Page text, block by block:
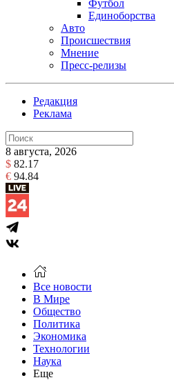
Футбол
Единоборства
Авто
Происшествия
Мнение
Пресс-релизы
Редакция
Реклама
8 августа, 2026
$ 82.17
€ 94.84
Все новости
В Мире
Общество
Политика
Экономика
Технологии
Наука
Еще